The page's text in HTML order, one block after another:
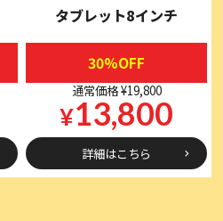
タブレット8インチ
30%OFF
通常価格 ¥19,800
¥13,800
詳細はこちら